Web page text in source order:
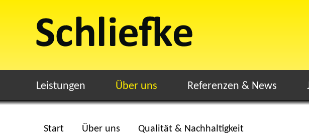
Leistungen Über uns Referenzen & News
Start Über uns Qualität & Nachhaltigkeit